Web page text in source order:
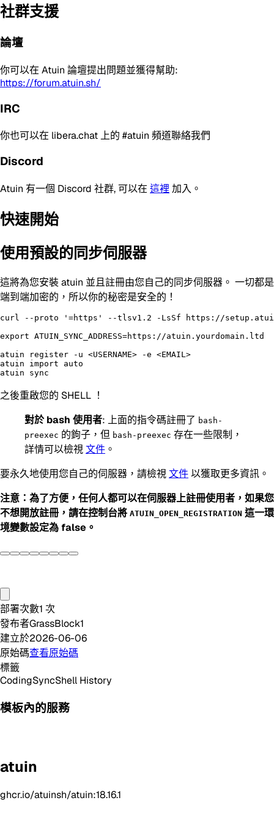
社群支援
論壇
你可以在 Atuin 論壇提出問題並獲得幫助:
https://forum.atuin.sh/
IRC
你也可以在 libera.chat 上的 #atuin 頻道聯絡我們
Discord
Atuin 有一個 Discord 社群, 可以在 這裡 加入。
快速開始
使用預設的同步伺服器
這將為您安裝 atuin 並且註冊由您自己的同步伺服器。 一切都是
端到端加密的，所以你的秘密是安全的！
curl --proto '=https' --tlsv1.2 -LsSf https://
export ATUIN_SYNC_ADDRESS=https://atuin.yourdomain.ltd
atuin register -u <USERNAME> -e <EMAIL>
atuin import auto
之後重啟您的 SHELL ！
對於 bash 使用者: 上面的指令碼註冊了 bash-
preexec 的鉤子，但 bash-preexec 存在一些限制，
詳情可以檢視文件 。
要永久地使用您自己的伺服器，請檢視文件以獲取更多資訊。
注意：為了方便，任何人都可以在伺服器上註冊使用者，如果您
不想開放註冊，請在控制台將 ATUIN_OPEN_REGISTRATION 這一環
境變數設定為 false。
部署次數1 次
發布者GrassBlock1
建立於2026-06-06
原始碼查看原始碼
標籤
CodingSyncShell History
模板內的服務
atuin
ghcr.io/atuinsh/atuin:18.16.1